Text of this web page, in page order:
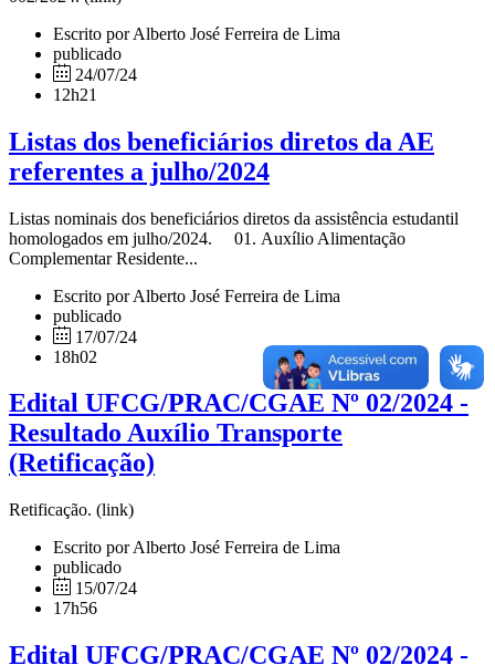
Escrito por Alberto José Ferreira de Lima
publicado
24/07/24
12h21
Listas dos beneficiários diretos da AE
referentes a julho/2024
Listas nominais dos beneficiários diretos da assistência estudantil
homologados em julho/2024. 01. Auxílio Alimentação
Complementar Residente...
Escrito por Alberto José Ferreira de Lima
publicado
17/07/24
18h02
Edital UFCG/PRAC/CGAE Nº 02/2024 -
Resultado Auxílio Transporte
(Retificação)
Retificação. (link)
Escrito por Alberto José Ferreira de Lima
publicado
15/07/24
17h56
Edital UFCG/PRAC/CGAE Nº 02/2024 -